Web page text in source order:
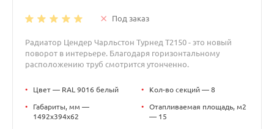
Под заказ
Радиатор Цендер Чарльстон Турнед T2150 - это новый
поворот в интерьере. Благодаря горизонтальному
расположению труб смотрится утонченно.
• Цвет — RAL 9016 белый
•
Габариты, мм —
1492x394x62
• Кол-во секций — 8
•
Отапливаемая площадь, м2
— 15